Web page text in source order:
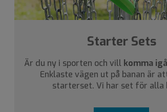
Starter Sets
Är du ny i sporten och vill komma
Enklaste vägen ut på banan är
starterset. Vi har set för alla